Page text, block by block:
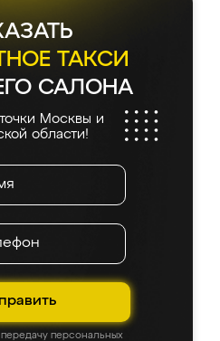
ТАКСИ
САЛОНА
Москвы и
области!
персональных